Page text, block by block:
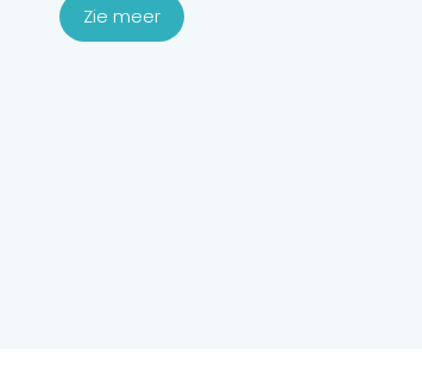
Zie meer